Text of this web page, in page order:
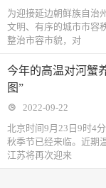
为迎接延边朝鲜族自治
文明、有序的城市市容
整治市容市貌，对
今年的高温对河蟹
图”
2022-09-22
北京时间9月23日9时4
秋季节已经来临。近期
江苏将再次迎来